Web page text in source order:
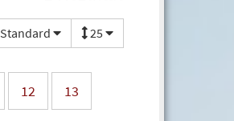
Standard 25
12 13